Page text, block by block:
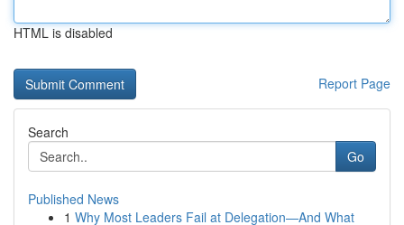
HTML is disabled
Report Page
Search
Go
Published News
1 Why Most Leaders Fail at Delegation—And What